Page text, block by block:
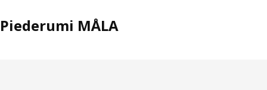
Piederumi MÅLA